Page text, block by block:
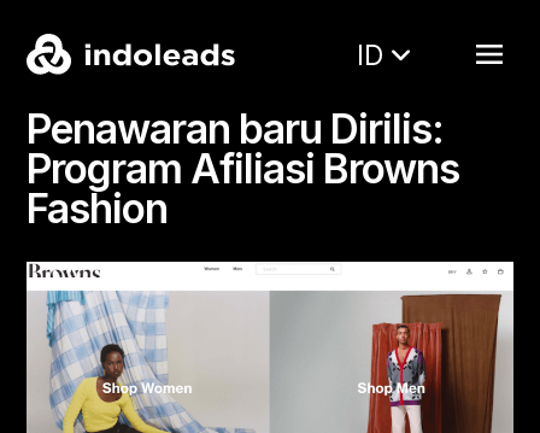
ID
Penawaran baru Dirilis:
Program Afiliasi Browns
Fashion